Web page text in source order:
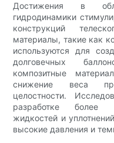
Достижения в
гидродинамики
конструкций
материалы, такие как
используются для
долговечных
композитные
снижение веса
целостности.
разработке более
жидкостей и
высокие давления и